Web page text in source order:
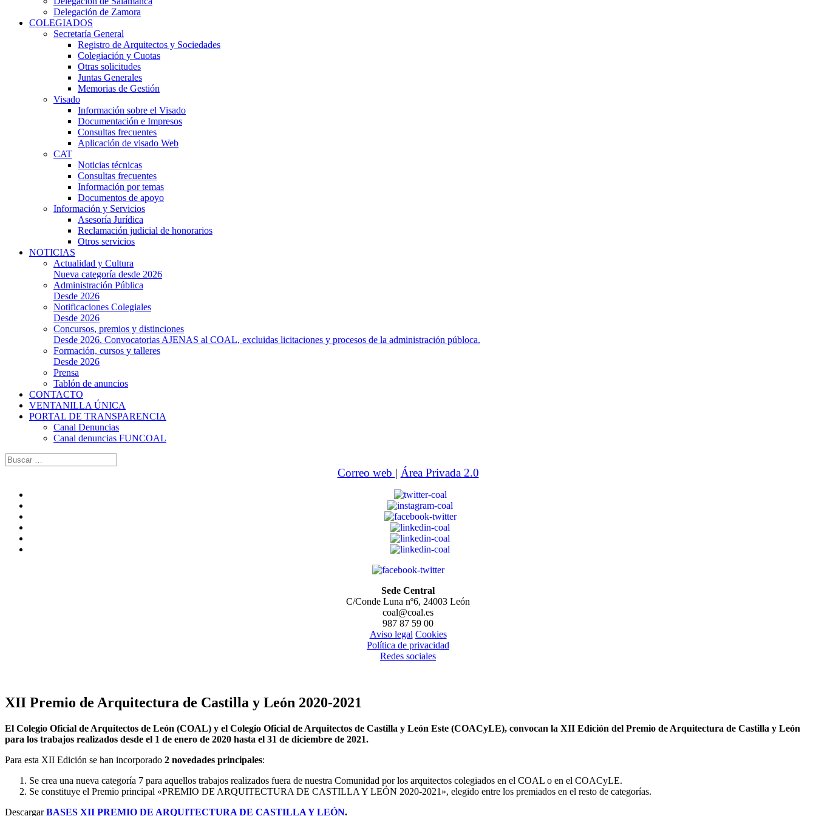
Delegación de Zamora
COLEGIADOS
Secretaría General
Registro de Arquitectos y Sociedades
Colegiación y Cuotas
Otras solicitudes
Juntas Generales
Memorias de Gestión
Visado
Información sobre el Visado
Documentación e Impresos
Consultas frecuentes
Aplicación de visado Web
CAT
Noticias técnicas
Consultas frecuentes
Información por temas
Documentos de apoyo
Información y Servicios
Asesoría Jurídica
Reclamación judicial de honorarios
Otros servicios
NOTICIAS
Actualidad y Cultura
Nueva categoría desde 2026
Administración Pública
Desde 2026
Notificaciones Colegiales
Desde 2026
Concursos, premios y distinciones
Desde 2026. Convocatorias AJENAS al COAL, excluidas licitaciones y procesos de la administración públoca.
Formación, cursos y talleres
Desde 2026
Prensa
Tablón de anuncios
CONTACTO
VENTANILLA ÚNICA
PORTAL DE TRANSPARENCIA
Canal Denuncias
Canal denuncias FUNCOAL
Buscar:
Correo web | Área Privada 2.0
Sede Central
C/Conde Luna nº6, 24003 León
coal@coal.es
987 87 59 00
Aviso legal Cookies
Política de privacidad
Redes sociales
XII Premio de Arquitectura de Castilla y León 2020-2021
El Colegio Oficial de Arquitectos de León (COAL) y el Colegio Oficial de Arquitectos de Castilla y León Este (COACyLE), convocan la XII Edición del Premio de Arquitectura de Castilla y León
para los trabajos realizados desde el 1 de enero de 2020 hasta el 31 de diciembre de 2021.
Para esta XII Edición se han incorporado 2 novedades principales:
Se crea una nueva categoría 7 para aquellos trabajos realizados fuera de nuestra Comunidad por los arquitectos colegiados en el COAL o en el COACyLE.
Se constituye el Premio principal «PREMIO DE ARQUITECTURA DE CASTILLA Y LEÓN 2020-2021», elegido entre los premiados en el resto de categorías.
DescargarBASES XII PREMIO DE ARQUITECTURA DE CASTILLA Y LEÓN.